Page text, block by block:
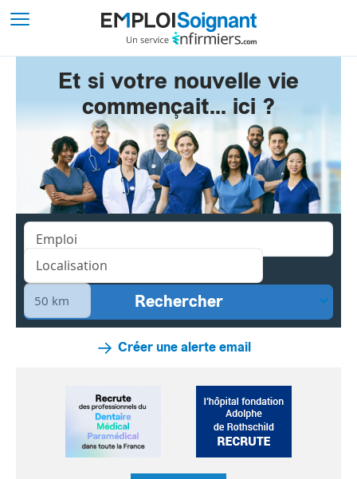
Et si votre nouvelle vie
commençait... ici ?
Créer une alerte email